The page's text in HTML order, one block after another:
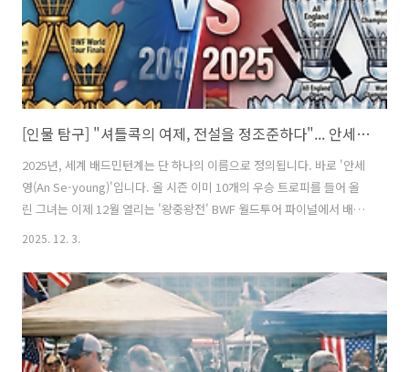
[인물 탐구] "셔틀콕의 여제, 전설을 정조준하다"... 안세영, 사상 최초 '상금 100만 달러'와 모모타의 기록 (2025 월드투어 파이널 프리뷰)
2025년, 세계 배드민턴계는 단 하나의 이름으로 정의됩니다. 바로 '안세
영(An Se-young)'입니다. 올 시즌 이미 10개의 우승 트로피를 들어 올
린 그녀는 이제 12월 열리는 '왕중왕전' BWF 월드투어 파이널에서 배드
민턴 역사상 전무후무한 대기록에 도전합니다. 남자 단식의 전설 모모타
초의 '시즌 상금 100만 달러' 돌파. 셔틀콕의 여제는 어떻게 이 위대한 자
리에 올랐을까요?📊 안세영이 노리는 2025년의 '마지막 퍼즐'🏆 최다
우승 타이: 현재 10관왕. 파이널 우승 시 11관왕으로 2019년 모모타 켄
토(일본)의 세계 기록과 어깨를 나란히 함.💰 머니 퀸(Money Queen):
현재 상금 약 76만 달러. ..
2025. 12. 3.